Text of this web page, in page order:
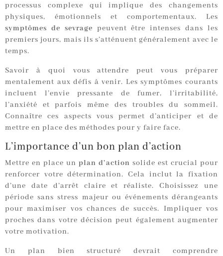
processus complexe qui implique des changements
physiques, émotionnels et comportementaux. Les
symptômes de sevrage peuvent être intenses dans les
premiers jours, mais ils s’atténuent généralement avec le
temps.
Savoir à quoi vous attendre peut vous préparer
mentalement aux défis à venir. Les symptômes courants
incluent l’envie pressante de fumer, l’irritabilité,
l’anxiété et parfois même des troubles du sommeil.
Connaître ces aspects vous permet d’anticiper et de
mettre en place des méthodes pour y faire face.
L’importance d’un bon plan d’action
Mettre en place un plan d’action solide est crucial pour
renforcer votre détermination. Cela inclut la fixation
d’une date d’arrêt claire et réaliste. Choisissez une
période sans stress majeur ou événements dérangeants
pour maximiser vos chances de succès. Impliquer vos
proches dans votre décision peut également augmenter
votre motivation.
Un plan bien structuré devrait comprendre